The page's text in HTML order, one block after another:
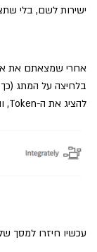
ישירות לשם, בלי
בלחיצה על המתג (כך
להציג את ה-Token, והעתיקו אותו בלחיצה על אייקון ההעתקה שמשמאלו.
עכשיו חיזרו למסך